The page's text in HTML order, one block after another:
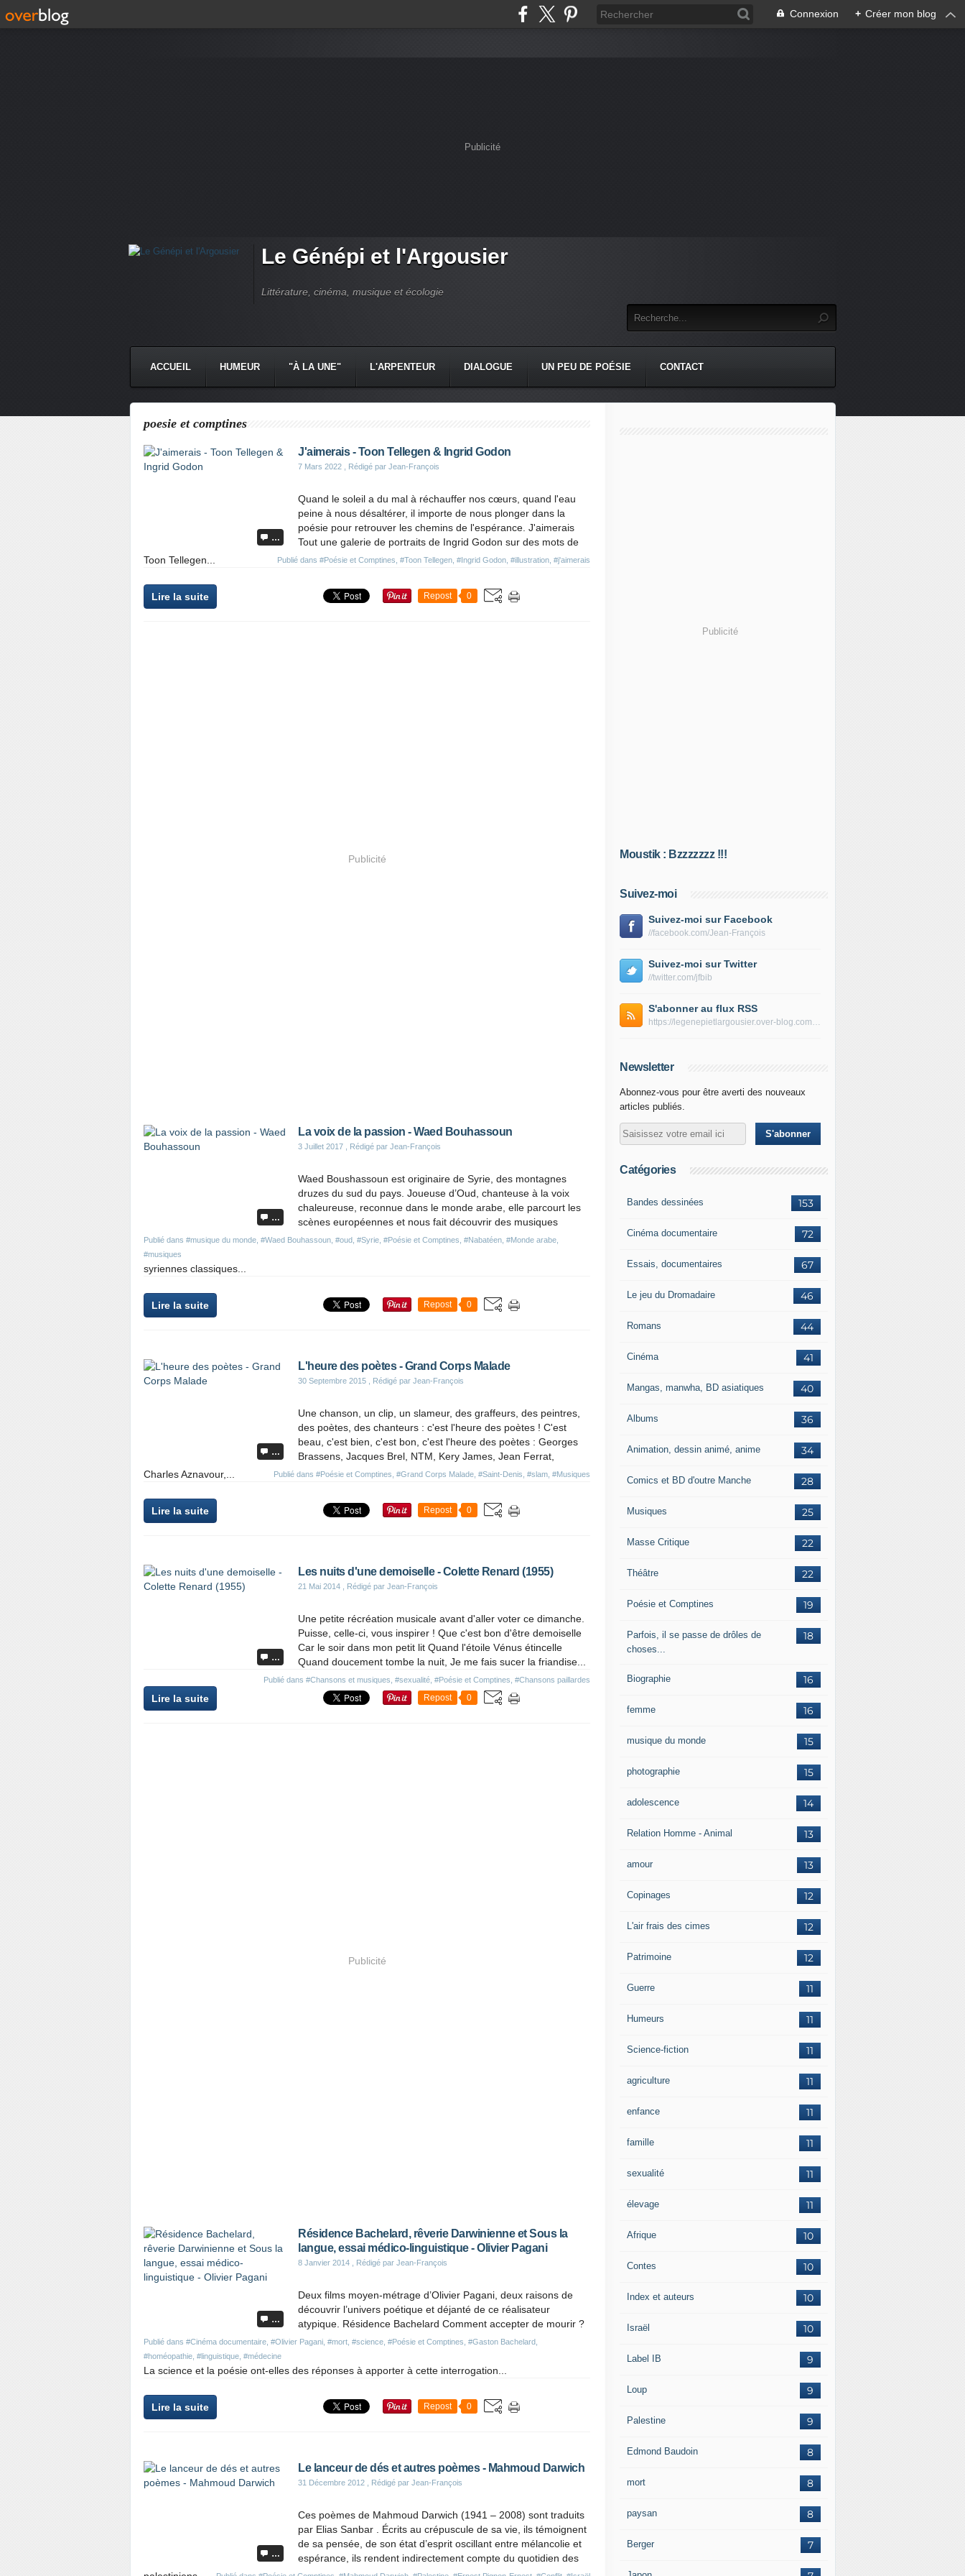
Connexion + Créer mon blog
Publicité
Le Génépi et l'Argousier
Littérature, cinéma, musique et écologie
ACCUEIL HUMEUR "À LA UNE" L'ARPENTEUR DIALOGUE UN PEU DE POÉSIE CONTACT
poesie et comptines
…
J'aimerais - Toon Tellegen & Ingrid Godon
7 Mars 2022 , Rédigé par Jean-François
Publié dans #Poésie et Comptines #Toon Tellegen #Ingrid Godon #illustration #j'aimerais
Quand le soleil a du mal à réchauffer nos cœurs, quand l'eau
peine à nous désaltérer, il importe de nous plonger dans la
poésie pour retrouver les chemins de l'espérance. J'aimerais
Tout une galerie de portraits de Ingrid Godon sur des mots de
Toon Tellegen...
Lire la suite Repost 0
Publicité
…
La voix de la passion - Waed Bouhassoun
3 Juillet 2017 , Rédigé par Jean-François
Publié dans #musique du monde #Waed Bouhassoun #oud #Syrie #Poésie et Comptines #Nabatéen #Monde arabe
#musiques
Waed Boushassoun est originaire de Syrie, des montagnes
druzes du sud du pays. Joueuse d’Oud, chanteuse à la voix
chaleureuse, reconnue dans le monde arabe, elle parcourt les
scènes européennes et nous fait découvrir des musiques
syriennes classiques...
Lire la suite Repost 0
…
L'heure des poètes - Grand Corps Malade
30 Septembre 2015 , Rédigé par Jean-François
Publié dans #Poésie et Comptines #Grand Corps Malade #Saint-Denis #slam #Musiques
Une chanson, un clip, un slameur, des graffeurs, des peintres,
des poètes, des chanteurs : c'est l'heure des poètes ! C'est
beau, c'est bien, c'est bon, c'est l'heure des poètes : Georges
Brassens, Jacques Brel, NTM, Kery James, Jean Ferrat,
Charles Aznavour,...
Lire la suite Repost 0
…
Les nuits d'une demoiselle - Colette Renard (1955)
21 Mai 2014 , Rédigé par Jean-François
Publié dans #Chansons et musiques #sexualité #Poésie et Comptines #Chansons paillardes
Une petite récréation musicale avant d'aller voter ce dimanche.
Puisse, celle-ci, vous inspirer ! Que c'est bon d'être demoiselle
Car le soir dans mon petit lit Quand l'étoile Vénus étincelle
Quand doucement tombe la nuit, Je me fais sucer la friandise...
Lire la suite Repost 0
Publicité
…
Résidence Bachelard, rêverie Darwinienne et Sous la
langue, essai médico-linguistique - Olivier Pagani
8 Janvier 2014 , Rédigé par Jean-François
Publié dans #Cinéma documentaire #Olivier Pagani #mort #science #Poésie et Comptines #Gaston Bachelard
#homéopathie #linguistique #médecine
Deux films moyen-métrage d’Olivier Pagani, deux raisons de
découvrir l’univers poétique et déjanté de ce réalisateur
atypique. Résidence Bachelard Comment accepter de mourir ?
La science et la poésie ont-elles des réponses à apporter à cette interrogation...
Lire la suite Repost 0
…
Le lanceur de dés et autres poèmes - Mahmoud Darwich
31 Décembre 2012 , Rédigé par Jean-François
Ces poèmes de Mahmoud Darwich (1941 – 2008) sont traduits
par Elias Sanbar . Écrits au crépuscule de sa vie, ils témoignent
de sa pensée, de son état d’esprit oscillant entre mélancolie et
espérance, ils rendent indirectement compte du quotidien des
Publicité
Moustik : Bzzzzzzz !!!
Suivez-moi
Suivez-moi sur Facebook
//facebook.com/Jean-François
Suivez-moi sur Twitter
//twitter.com/jfbib
S'abonner au flux RSS
https://legenepietlargousier.over-blog.com/rss
Newsletter
Abonnez-vous pour être averti des nouveaux
articles publiés.
Catégories
153
Bandes dessinées
72
Cinéma documentaire
67
Essais, documentaires
46
Le jeu du Dromadaire
44
Romans
41
Cinéma
40
Mangas, manwha, BD asiatiques
36
Albums
34
Animation, dessin animé, anime
28
Comics et BD d'outre Manche
25
Musiques
22
Masse Critique
22
Théâtre
19
Poésie et Comptines
18
Parfois, il se passe de drôles de
choses...
16
Biographie
16
femme
15
musique du monde
15
photographie
14
adolescence
13
Relation Homme - Animal
13
amour
12
Copinages
12
L'air frais des cimes
12
Patrimoine
11
Guerre
11
Humeurs
11
Science-fiction
11
agriculture
11
enfance
11
famille
11
sexualité
11
élevage
10
Afrique
10
Contes
10
Index et auteurs
10
Israël
9
Label IB
9
Loup
9
Palestine
8
Edmond Baudoin
8
mort
8
paysan
7
Berger